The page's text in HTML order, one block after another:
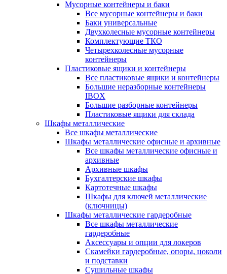
Мусорные контейнеры и баки
Все мусорные контейнеры и баки
Баки универсальные
Двухколесные мусорные контейнеры
Комплектующие ТКО
Четырехколесные мусорные
контейнеры
Пластиковые ящики и контейнеры
Все пластиковые ящики и контейнеры
Большие неразборные контейнеры
IBOX
Большие разборные контейнеры
Пластиковые ящики для склада
Шкафы металлические
Все шкафы металлические
Шкафы металлические офисные и архивные
Все шкафы металлические офисные и
архивные
Архивные шкафы
Бухгалтерские шкафы
Картотечные шкафы
Шкафы для ключей металлические
(ключницы)
Шкафы металлические гардеробные
Все шкафы металлические
гардеробные
Аксессуары и опции для локеров
Скамейки гардеробные, опоры, цоколи
и подставки
Сушильные шкафы